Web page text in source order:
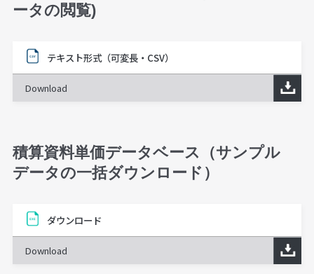
ータの閲覧)
テキスト形式（可変長・CSV）
Download
積算資料単価データベース（サンプル
データの一括ダウンロード）
ダウンロード
Download